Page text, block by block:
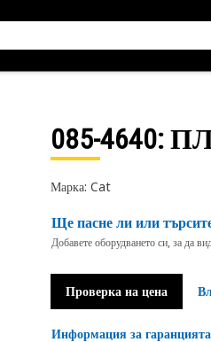
085-4640:
Марка: Cat
Ще пасне ли или
Добавете оборудването си, за да
Проверка на цена
Информация за гаранцията